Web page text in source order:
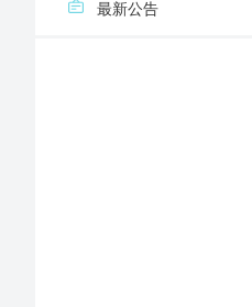
中文文献
国家图书
全国图书
出版物国
国家图
最新公告